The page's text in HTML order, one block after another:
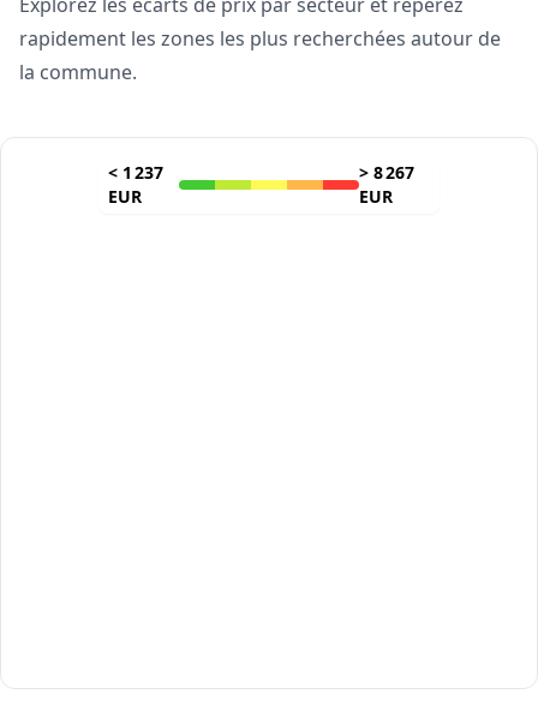
rapidement les zones les plus recherchées autour de
la commune.
< 1 237
EUR
> 8 267
EUR